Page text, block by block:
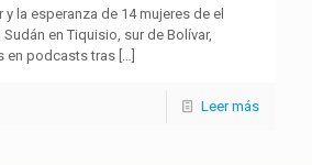
la esperanza de 14 mujeres de el
en Tiquisio, sur de Bolívar,
en podcasts tras […]
Leer más